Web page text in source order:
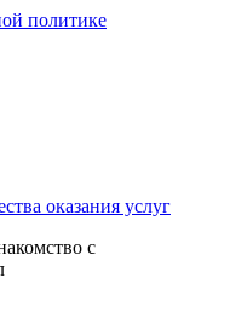
политике
оказания услуг
с